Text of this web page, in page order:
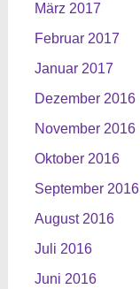
März 2017
Februar 2017
Januar 2017
Dezember 2016
November 2016
Oktober 2016
September 2016
August 2016
Juli 2016
Juni 2016